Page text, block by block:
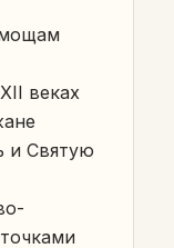
веках
и Святую